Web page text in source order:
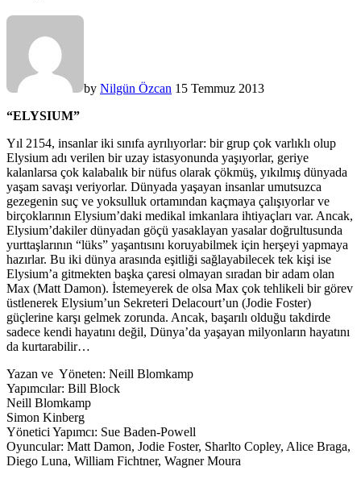
by Nilgün Özcan 15 Temmuz 2013
“ELYSIUM”
Yıl 2154, insanlar iki sınıfa ayrılıyorlar: bir grup çok varlıklı olup
Elysium adı verilen bir uzay istasyonunda yaşıyorlar, geriye
kalanlarsa çok kalabalık bir nüfus olarak çökmüş, yıkılmış dünyada
yaşam savaşı veriyorlar. Dünyada yaşayan insanlar umutsuzca
gezegenin suç ve yoksulluk ortamından kaçmaya çalışıyorlar ve
birçoklarının Elysium’daki medikal imkanlara ihtiyaçları var. Ancak,
Elysium’dakiler dünyadan göçü yasaklayan yasalar doğrultusunda
yurttaşlarının “lüks” yaşantısını koruyabilmek için herşeyi yapmaya
hazırlar. Bu iki dünya arasında eşitliği sağlayabilecek tek kişi ise
Elysium’a gitmekten başka çaresi olmayan sıradan bir adam olan
Max (Matt Damon). İstemeyerek de olsa Max çok tehlikeli bir görev
üstlenerek Elysium’un Sekreteri Delacourt’un (Jodie Foster)
güçlerine karşı gelmek zorunda. Ancak, başarılı olduğu takdirde
sadece kendi hayatını değil, Dünya’da yaşayan milyonların hayatını
da kurtarabilir…
Yazan ve Yöneten: Neill Blomkamp
Yapımcılar: Bill Block
Neill Blomkamp
Simon Kinberg
Yönetici Yapımcı: Sue Baden-Powell
Oyuncular: Matt Damon, Jodie Foster, Sharlto Copley, Alice Braga,
Diego Luna, William Fichtner, Wagner Moura